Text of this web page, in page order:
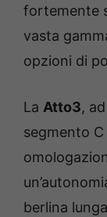
fortemente
vasta
opzioni di
La Atto3,
segmento
berlina